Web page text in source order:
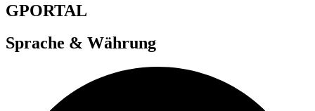
GPORTAL
Sprache & Währung